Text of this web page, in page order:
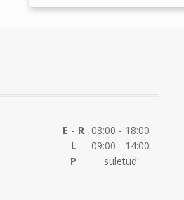
E - R 08:00 - 18:00
L
09:00 - 14:00
P
suletud